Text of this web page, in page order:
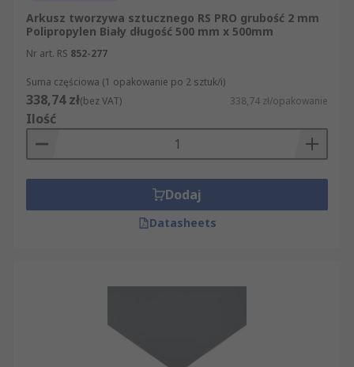
Arkusz tworzywa sztucznego RS PRO grubość 2 mm
Polipropylen Biały długość 500 mm x 500mm
Nr art. RS 852-277
Suma częściowa (1 opakowanie po 2 sztuk/i)
338,74 zł(bez VAT) 338,74 zł/opakowanie
Ilość
Dodaj
Datasheets